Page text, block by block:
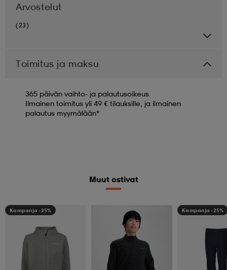
Arvostelut
(23)
Toimitus ja maksu
365 päivän vaihto- ja palautusoikeus
Ilmainen toimitus yli 49 € tilauksille, ja ilmainen
palautus myymälään*
Muut ostivat
Kampanja -25% Kampanja -25% Kampanja -25%